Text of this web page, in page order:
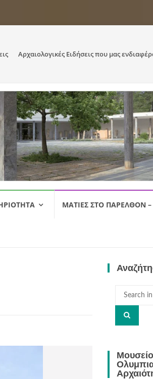
Αρχαιολογικές Ειδήσεις που μας
ΜΑΤΙΈΣ ΣΤΟ ΠΑΡΕΛΘΌΝ
Search